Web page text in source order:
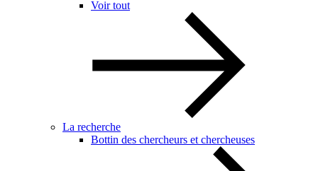
Voir tout
La recherche
Bottin des chercheurs et chercheuses